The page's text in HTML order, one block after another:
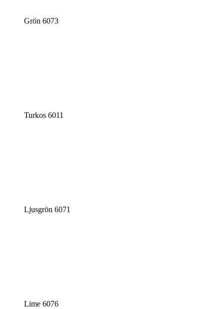
Grön 6073
Turkos 6011
Ljusgrön 6071
Lime 6076